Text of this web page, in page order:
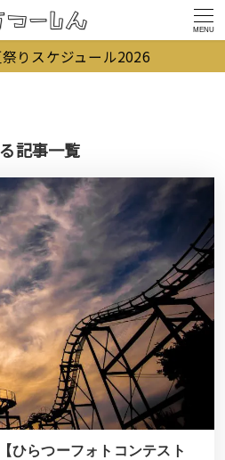
MENU
りスケジュール2026
記事一覧
ひらつーフォトコンテスト